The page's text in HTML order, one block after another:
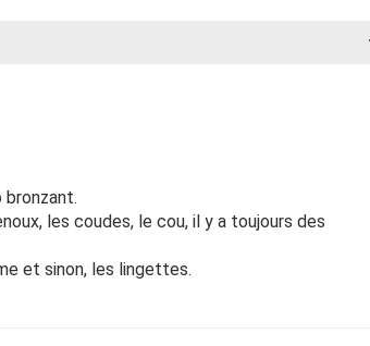
bronzant.
les coudes, le cou, il y a toujours des
et sinon, les lingettes.